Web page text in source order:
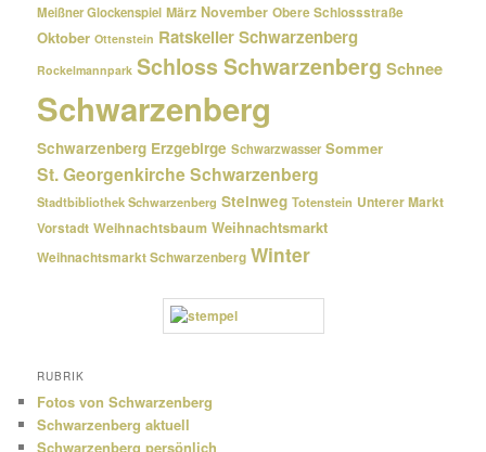
Meißner Glockenspiel März November Obere Schlossstraße
Oktober Ottenstein Ratskeller Schwarzenberg
Rockelmannpark Schloss Schwarzenberg Schnee
Schwarzenberg
Schwarzenberg Erzgebirge Schwarzwasser Sommer
St. Georgenkirche Schwarzenberg
Stadtbibliothek Schwarzenberg Steinweg Totenstein Unterer Markt
Vorstadt Weihnachtsbaum Weihnachtsmarkt
Weihnachtsmarkt Schwarzenberg Winter
RUBRIK
Fotos von Schwarzenberg
Schwarzenberg aktuell
Schwarzenberg persönlich